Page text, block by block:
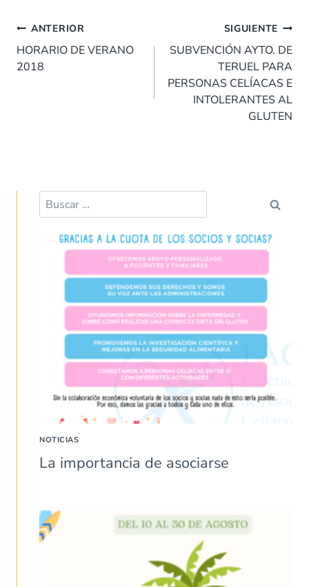
b
o
o
s
A dI t ar
tir
Navegación
de
entradas
ANTERIOR
HORARIO DE VERANO
2018
SIGUIENTE
SUBVENCIÓN AYTO. DE
TERUEL PARA
PERSONAS CELÍACAS E
INTOLERANTES AL
GLUTEN
Buscar:
NOTICIAS
La importancia de asociarse